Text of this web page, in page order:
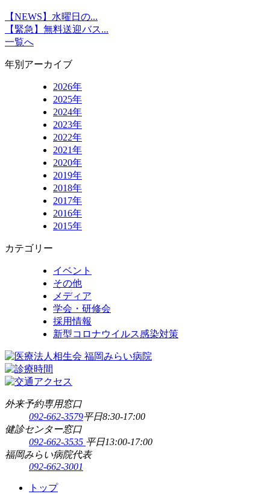
【NEWS】水曜日の...
【緊急】無料送迎バス...
一覧へ
年別アーカイブ
2026年
2025年
2024年
2023年
2022年
2021年
2020年
2019年
2018年
2017年
2016年
2015年
カテゴリー
イベント
その他
メディア
学会・研修会
採用情報
新型コロナウイルス感染対策
外来予約専用窓口
092-662-3579平日8:30-17:00
健診センター窓口
092-662-3535 平日13:00-17:00
福岡みらい病院代表
092-662-3001
トップ